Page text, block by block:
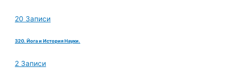
20 Записи
320. Йога и История Науки.
2 Записи